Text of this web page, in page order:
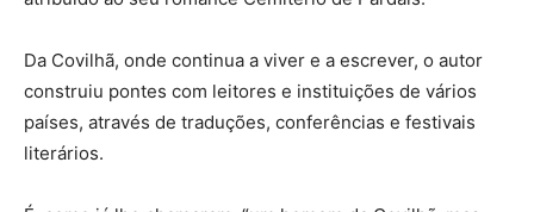
Da Covilhã, onde continua a viver e a escrever, o autor
construiu pontes com leitores e instituições de vários
países, através de traduções, conferências e festivais
literários.